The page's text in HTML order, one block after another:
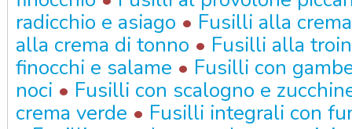
radicchio e asiago • Fusilli alla
alla crema di tonno • Fusilli alla
finocchi e salame • Fusilli con
noci • Fusilli con scalogno e
crema verde • Fusilli integrali con